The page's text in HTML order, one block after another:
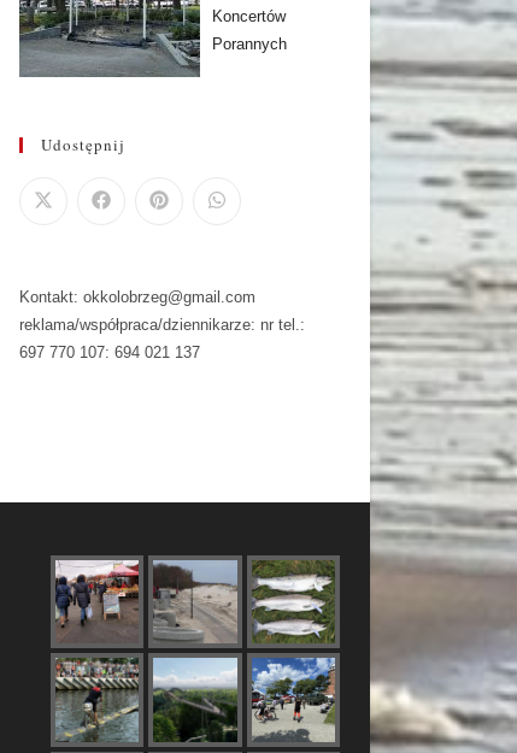
Koncertów
Porannych
Udostępnij
Kontakt: okkolobrzeg@gmail.com
reklama/współpraca/dziennikarze: nr tel.:
697 770 107: 694 021 137